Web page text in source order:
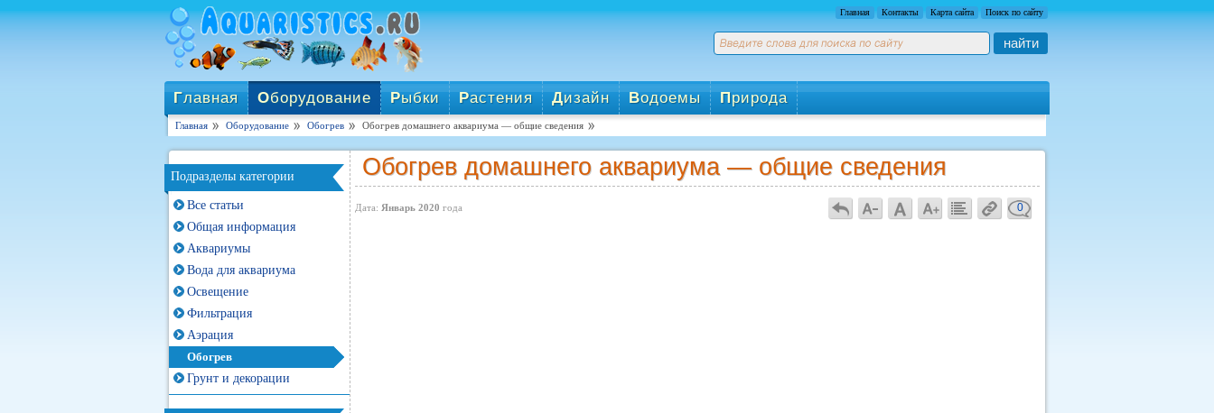
Главная Контакты Карта сайта Поиск по сайту
найти
Главная Оборудование Рыбки Растения Дизайн Водоемы Природа
Главная Оборудование Обогрев Обогрев домашнего аквариума — общие сведения
Подразделы категории
Все статьи
Общая информация
Аквариумы
Вода для аквариума
Освещение
Фильтрация
Аэрация
Обогрев
Грунт и декорации
Обогрев домашнего аквариума — общие сведения
Дата: Январь 2020 года 0